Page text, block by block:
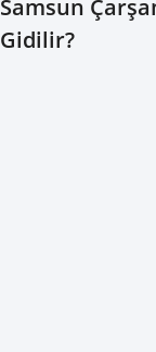
Samsun
Gidilir?